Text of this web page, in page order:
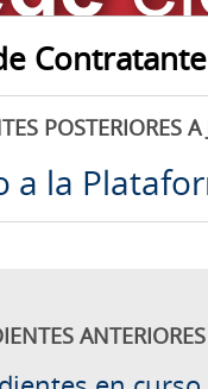
Contratante
POSTERIORES
a la